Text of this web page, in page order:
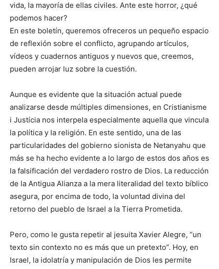
vida, la mayoría de ellas civiles. Ante este horror, ¿qué
podemos hacer?
En este boletín, queremos ofreceros un pequeño espacio
de reflexión sobre el conflicto, agrupando artículos,
vídeos y cuadernos antiguos y nuevos que, creemos,
pueden arrojar luz sobre la cuestión.
Aunque es evidente que la situación actual puede
analizarse desde múltiples dimensiones, en Cristianisme
i Justícia nos interpela especialmente aquella que vincula
la política y la religión. En este sentido, una de las
particularidades del gobierno sionista de Netanyahu que
más se ha hecho evidente a lo largo de estos dos años es
la falsificación del verdadero rostro de Dios. La reducción
de la Antigua Alianza a la mera literalidad del texto bíblico
asegura, por encima de todo, la voluntad divina del
retorno del pueblo de Israel a la Tierra Prometida.
Pero, como le gusta repetir al jesuita Xavier Alegre, “un
texto sin contexto no es más que un pretexto”. Hoy, en
Israel, la idolatría y manipulación de Dios les permite